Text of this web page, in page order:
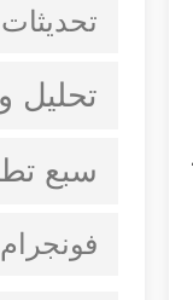
تحليل
سبع
فونجرام